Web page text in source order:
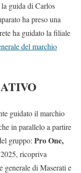
guida di Carlos
ha preso una
ha guidato la filiale
del marchio
guidato il marchio
in parallelo a partire
gruppo: Pro One,
ricopriva
generale di Maserati e